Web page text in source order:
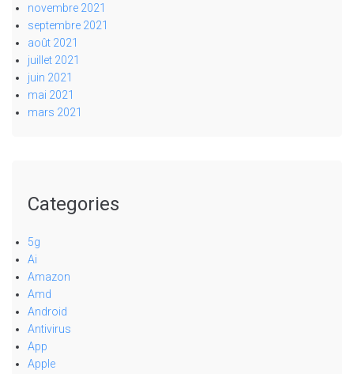
novembre 2021
septembre 2021
août 2021
juillet 2021
juin 2021
mai 2021
mars 2021
Categories
5g
Ai
Amazon
Amd
Android
Antivirus
App
Apple